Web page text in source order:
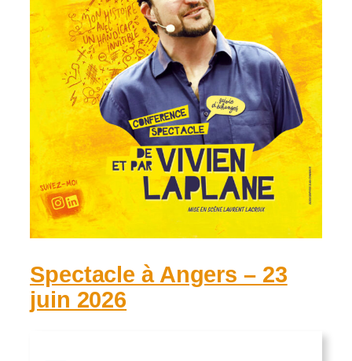
Spectacle à Angers – 23
juin 2026